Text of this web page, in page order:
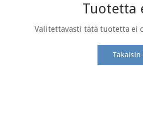
Tuotetta
Valitettavasti tätä tuotetta ei